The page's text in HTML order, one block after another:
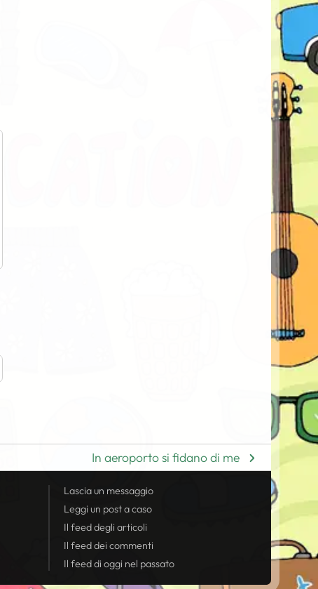
In aeroporto si fidano di me
Lascia un messaggio
Leggi un post a caso
Il feeddegli articoli
Il feeddei commenti
Il feeddi oggi nel passato